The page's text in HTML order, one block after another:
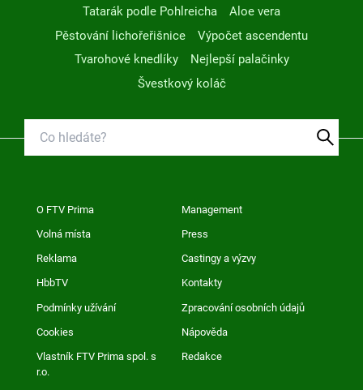
Tatarák podle Pohlreicha
Aloe vera
Pěstování lichořeřišnice
Výpočet ascendentu
Tvarohové knedlíky
Nejlepší palačinky
Švestkový koláč
O FTV Prima Management
Volná místa Press
Reklama Castingy a výzvy
HbbTV Kontakty
Podmínky užívání Zpracování osobních údajů
Cookies Nápověda
Vlastník FTV Prima spol. s
r.o.
Redakce